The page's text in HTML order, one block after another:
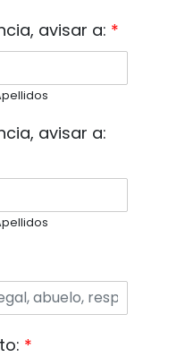
avisar a: *
avisar a:
*